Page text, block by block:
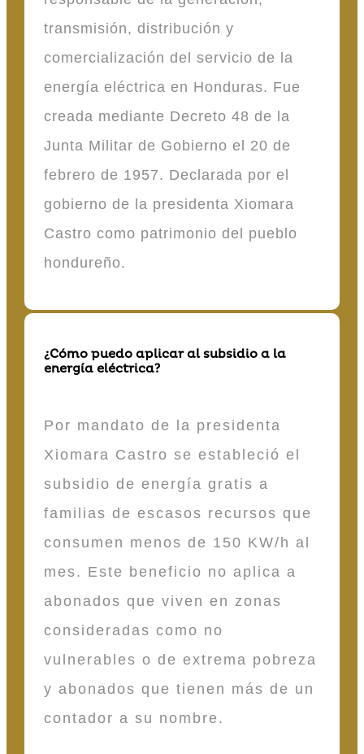
transmisión, distribución y
comercialización del servicio de la
energía eléctrica en Honduras. Fue
creada mediante Decreto 48 de la
Junta Militar de Gobierno el 20 de
febrero de 1957. Declarada por el
gobierno de la presidenta Xiomara
Castro como patrimonio del pueblo
hondureño.
¿Cómo puedo aplicar al subsidio a la
energía eléctrica?
Por mandato de la presidenta
Xiomara Castro se estableció el
subsidio de energía gratis a
familias de escasos recursos que
consumen menos de 150 KW/h al
mes. Este beneficio no aplica a
abonados que viven en zonas
consideradas como no
vulnerables o de extrema pobreza
y abonados que tienen más de un
contador a su nombre.